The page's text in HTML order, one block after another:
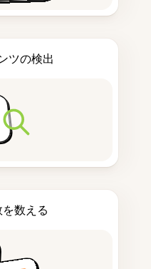
ツの検出
数える